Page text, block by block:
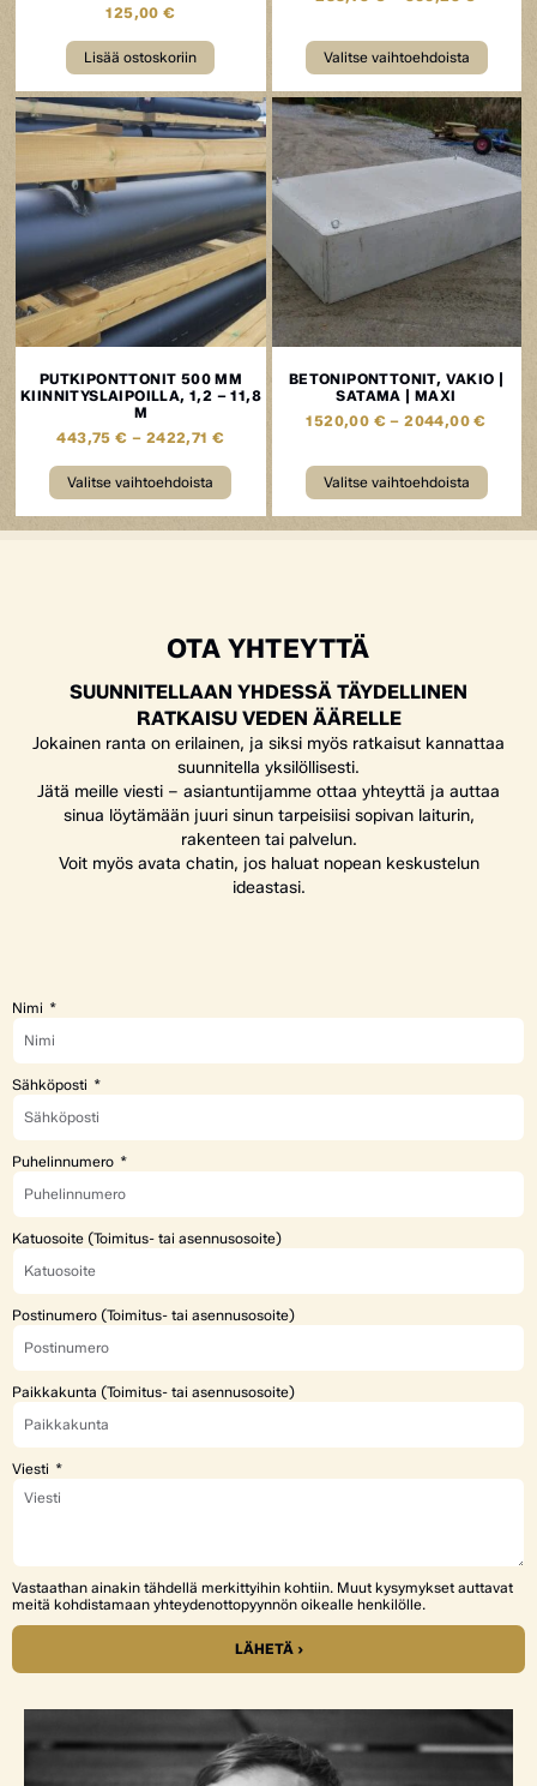
125,00€
Lisää ostoskoriin Valitse vaihtoehdoista
PUTKIPONTTONIT 500 MM
KIINNITYSLAIPOILLA, 1,2 – 11,8
M
443,75€ – 2422,71€
Valitse vaihtoehdoista
BETONIPONTTONIT, VAKIO |
SATAMA | MAXI
1520,00 € – 2044,00€
Valitse vaihtoehdoista
OTA YHTEYTTÄ
SUUNNITELLAAN YHDESSÄ TÄYDELLINEN
RATKAISU VEDEN ÄÄRELLE
Jokainen ranta on erilainen, ja siksi myös ratkaisut kannattaa
suunnitella yksilöllisesti.
Jätä meille viesti – asiantuntijamme ottaa yhteyttä ja auttaa
sinua löytämään juuri sinun tarpeisiisi sopivan laiturin,
rakenteen tai palvelun.
Voit myös avata chatin, jos haluat nopean keskustelun
ideastasi.
Nimi
Sähköposti
Puhelinnumero
Katuosoite (Toimitus- tai asennusosoite)
Postinumero (Toimitus- tai asennusosoite)
Paikkakunta (Toimitus- tai asennusosoite)
Viesti
Vastaathan ainakin tähdellä merkittyihin kohtiin. Muut kysymykset auttavat
meitä kohdistamaan yhteydenottopyynnön oikealle henkilölle.
LÄHETÄ ›